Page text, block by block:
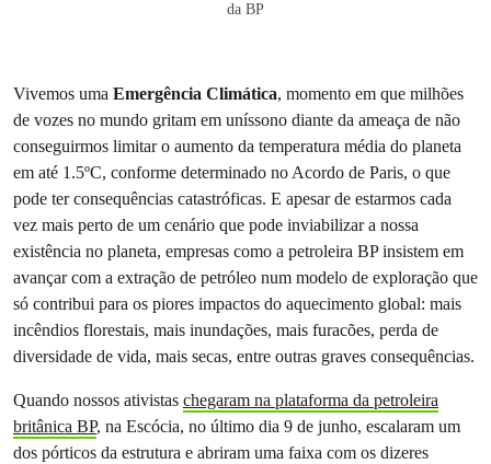
da BP
Vivemos uma Emergência Climática, momento em que milhões
de vozes no mundo gritam em uníssono diante da ameaça de não
conseguirmos limitar o aumento da temperatura média do planeta
em até 1.5ºC, conforme determinado no Acordo de Paris, o que
pode ter consequências catastróficas. E apesar de estarmos cada
vez mais perto de um cenário que pode inviabilizar a nossa
existência no planeta, empresas como a petroleira BP insistem em
avançar com a extração de petróleo num modelo de exploração que
só contribui para os piores impactos do aquecimento global: mais
incêndios florestais, mais inundações, mais furacões, perda de
diversidade de vida, mais secas, entre outras graves consequências.
Quando nossos ativistas chegaram na plataforma da petroleira
britânica BP, na Escócia, no último dia 9 de junho, escalaram um
dos pórticos da estrutura e abriram uma faixa com os dizeres